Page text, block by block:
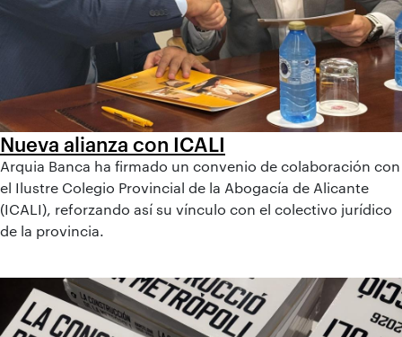
Nueva alianza con ICALI
Arquia Banca ha firmado un convenio de colaboración con
el Ilustre Colegio Provincial de la Abogacía de Alicante
(ICALI), reforzando así su vínculo con el colectivo jurídico
de la provincia.